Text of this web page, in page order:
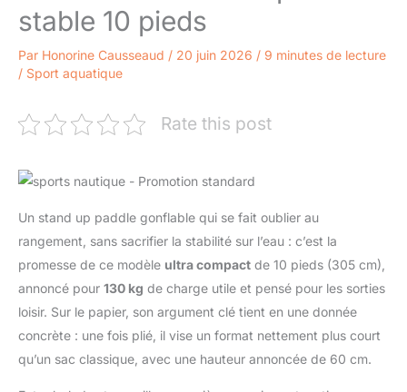
stable 10 pieds
Par Honorine Causseaud / 20 juin 2026 / 9 minutes de lecture
/ Sport aquatique
Rate this post
Un stand up paddle gonflable qui se fait oublier au
rangement, sans sacrifier la stabilité sur l’eau : c’est la
promesse de ce modèle ultra compact de 10 pieds (305 cm),
annoncé pour 130 kg de charge utile et pensé pour les sorties
loisir. Sur le papier, son argument clé tient en une donnée
concrète : une fois plié, il vise un format nettement plus court
qu’un sac classique, avec une hauteur annoncée de 60 cm.